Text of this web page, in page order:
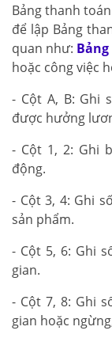
Bảng thanh
để lập Bảng
quan như:
hoặc công việc
- Cột A, B: Ghi
được hưởng
- Cột 1, 2: Ghi
động.
- Cột 3, 4: Ghi
sản phẩm.
- Cột 5, 6: Ghi
gian.
- Cột 7, 8: Ghi
gian hoặc